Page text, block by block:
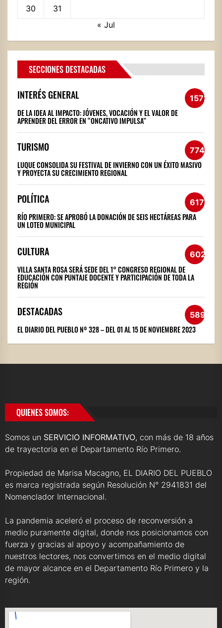
30
31
« Jul
SECCIONES DESTACADAS
INTERÉS GENERAL 1572
DE LA IDEA AL IMPACTO: JÓVENES, VOCACIÓN Y EL VALOR DE
APRENDER DEL ERROR EN “ONCATIVO IMPULSA”
TURISMO 774
LUQUE CONSOLIDA SU FESTIVAL DE INVIERNO CON UN ÉXITO MASIVO
Y PROYECTA SU CRECIMIENTO REGIONAL
POLÍTICA 617
RÍO PRIMERO: SE APROBÓ LA DONACIÓN DE SEIS HECTÁREAS PARA
UN LOTEO MUNICIPAL
CULTURA 602
VILLA SANTA ROSA SERÁ SEDE DEL 1° CONGRESO REGIONAL DE
EDUCACIÓN CON PUNTAJE DOCENTE Y PARTICIPACIÓN DE TODA LA
REGIÓN
DESTACADAS 589
EL DIARIO DEL PUEBLO Nº 328 – DEL 01 AL 15 DE NOVIEMBRE 2023
QUIENES SOMOS:
Somos un SERVICIO INFORMATIVO, con más de 18 años
de trayectoria en el Departamento Río Primero.
Propiedad de Marisa Macagno, EL DIARIO DEL PUEBLO
es marca registrada según Resolución N° 2941831 del
Nomenclador Internacional.
La pandemia aceleró el proceso de reconversión a
medio puramente digital, donde nos posicionamos con
fuerza y gracias al apoyo y acompañamiento de
nuestros lectores, nos convertimos en el medio digital
de mayor alcance en el Departamento Río Primero y la
región.